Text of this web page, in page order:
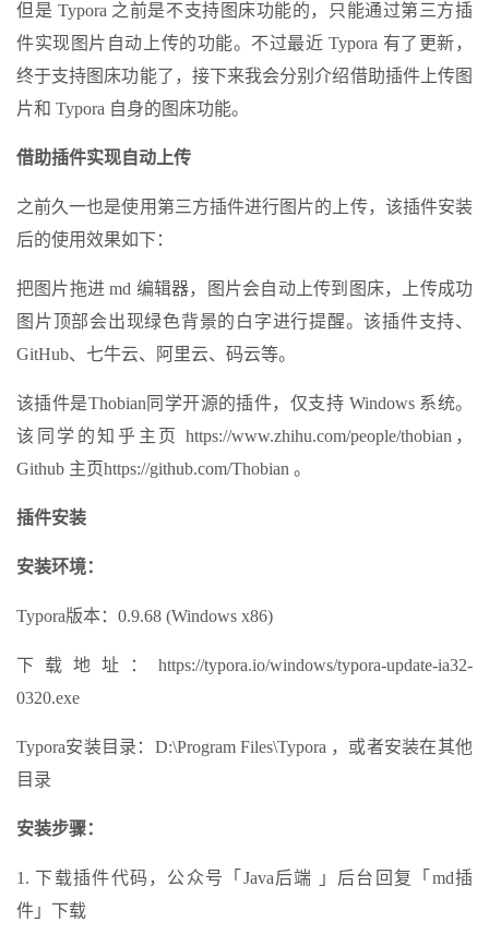
但是 Typora 之前是不支持图床功能的，只能通过第三方插
件实现图片自动上传的功能。不过最近 Typora 有了更新，
终于支持图床功能了，接下来我会分别介绍借助插件上传图
片和 Typora 自身的图床功能。
借助插件实现自动上传
之前久一也是使用第三方插件进行图片的上传，该插件安装
后的使用效果如下：
把图片拖进 md 编辑器，图片会自动上传到图床，上传成功
图片顶部会出现绿色背景的白字进行提醒。该插件支持、
GitHub、七牛云、阿里云、码云等。
该插件是Thobian同学开源的插件，仅支持 Windows 系统。
该同学的知乎主页 https://www.zhihu.com/people/thobian，
Github 主页https://github.com/Thobian 。
插件安装
安装环境：
Typora版本：0.9.68 (Windows x86)
下载地址：https://typora.io/windows/typora-update-ia32-
0320.exe
Typora安装目录：D:\Program Files\Typora ，或者安装在其他
目录
安装步骤：
1. 下载插件代码，公众号「Java后端 」后台回复「md插
件」下载